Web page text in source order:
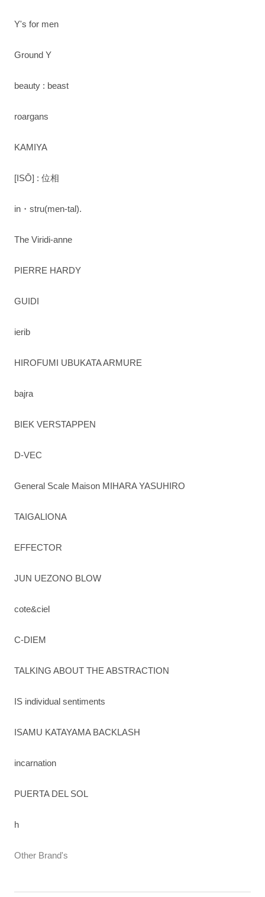
Y's for men
Ground Y
beauty : beast
roargans
KAMIYA
[ISŌ] : 位相
in・stru(men-tal).
The Viridi-anne
PIERRE HARDY
GUIDI
ierib
HIROFUMI UBUKATA ARMURE
bajra
BIEK VERSTAPPEN
D-VEC
General Scale Maison MIHARA YASUHIRO
TAIGALIONA
EFFECTOR
JUN UEZONO BLOW
cote&ciel
C-DIEM
TALKING ABOUT THE ABSTRACTION
IS individual sentiments
ISAMU KATAYAMA BACKLASH
incarnation
PUERTA DEL SOL
h
Other Brand's